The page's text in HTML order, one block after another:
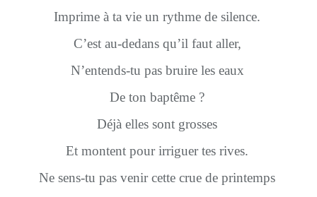
Imprime à ta vie un rythme de silence.
C’est au-dedans qu’il faut aller,
N’entends-tu pas bruire les eaux
De ton baptême ?
Déjà elles sont grosses
Et montent pour irriguer tes rives.
Ne sens-tu pas venir cette crue de printemps